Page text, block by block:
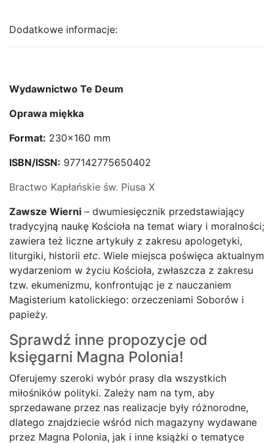
Dodatkowe informacje:
Wydawnictwo Te Deum
Oprawa miękka
Format: 230×160 mm
ISBN/ISSN: 977142775650402
Bractwo Kapłańskie św. Piusa X
Zawsze Wierni – dwumiesięcznik przedstawiający
tradycyjną naukę Kościoła na temat wiary i moralności;
zawiera też liczne artykuły z zakresu apologetyki,
liturgiki, historii etc. Wiele miejsca poświęca aktualnym
wydarzeniom w życiu Kościoła, zwłaszcza z zakresu
tzw. ekumenizmu, konfrontując je z nauczaniem
Magisterium katolickiego: orzeczeniami Soborów i
papieży.
Sprawdź inne propozycje od
księgarni Magna Polonia!
Oferujemy szeroki wybór prasy dla wszystkich
miłośników polityki. Zależy nam na tym, aby
sprzedawane przez nas realizacje były różnorodne,
dlatego znajdziecie wśród nich magazyny wydawane
przez Magna Polonia, jak i inne książki o tematyce